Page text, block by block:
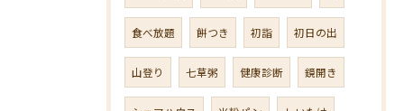
食べ放題 餅つき 初詣 初日の出
山登り 七草粥 健康診断 鏡開き